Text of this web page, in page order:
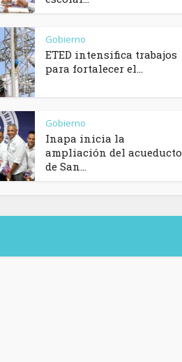
Gobierno
ETED intensifica trabajos
para fortalecer el...
Gobierno
Inapa inicia la
ampliación del acueducto
de San...